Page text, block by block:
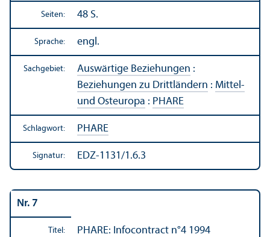
Seiten: 48 S.
Sprache: engl.
Sachgebiet: Auswärtige Beziehungen :
Beziehungen zu Drittländern : Mittel-
und Osteuropa : PHARE
Schlagwort: PHARE
Signatur: EDZ-1131/1.6.3
Nr. 7
Titel: PHARE: Infocontract n°4 1994